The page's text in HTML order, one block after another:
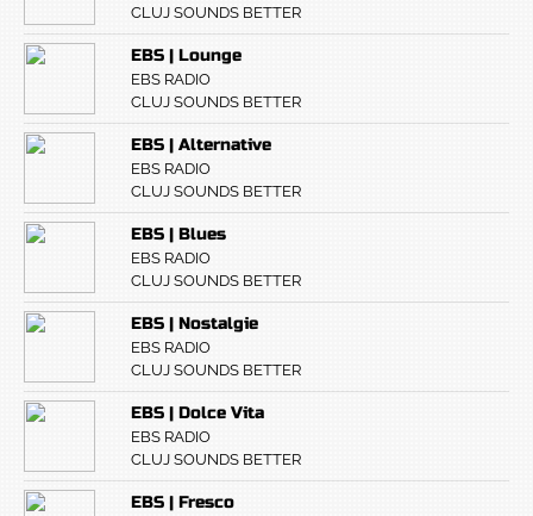
CLUJ SOUNDS BETTER
EBS | Lounge
EBS RADIO
CLUJ SOUNDS BETTER
EBS | Alternative
EBS RADIO
CLUJ SOUNDS BETTER
EBS | Blues
EBS RADIO
CLUJ SOUNDS BETTER
EBS | Nostalgie
EBS RADIO
CLUJ SOUNDS BETTER
EBS | Dolce Vita
EBS RADIO
CLUJ SOUNDS BETTER
EBS | Fresco